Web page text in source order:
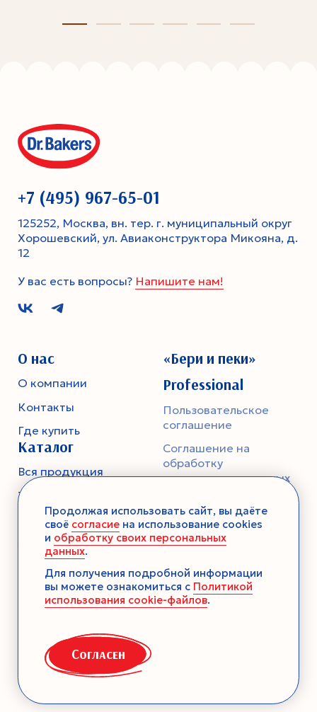
+7 (495) 967-65-01
125252, Москва, вн. тер. г. муниципальный округ
Хорошевский, ул. Авиаконструктора Микояна, д.
12
У вас есть вопросы? Напишите нам!
О нас
О компании
Контакты
Где купить
Каталог
Вся продукция
Тесто
Смеси-помощники
Ароматика
Десерты без выпечки
Консервация
Семена
«Бери и пеки»
Professional
Пользовательское
соглашение
Соглашение на
обработку
персональных данных
конфиденциальности
Продолжая использовать сайт, вы даёте
своё согласие на использование cookies
и обработку своих персональных
данных.
Для получения подробной информации
вы можете ознакомиться с Политикой
использования cookie-файлов.
Согласен